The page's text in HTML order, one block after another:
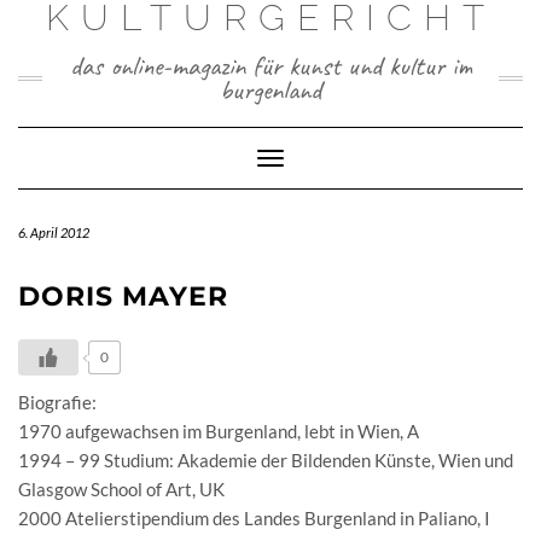
KULTURGERICHT
das online-magazin für kunst und kultur im
burgenland
Toggle
Navigation
6. April 2012
DORIS MAYER
0
Biografie:
1970 aufgewachsen im Burgenland, lebt in Wien, A
1994 – 99 Studium: Akademie der Bildenden Künste, Wien und
Glasgow School of Art, UK
2000 Atelierstipendium des Landes Burgenland in Paliano, I